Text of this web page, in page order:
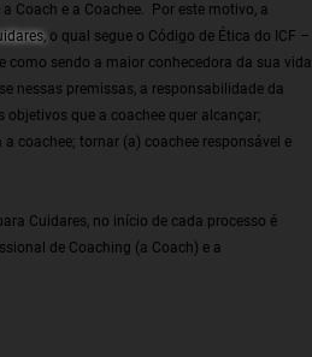
Coach e a Coachee. Por este motivo, a
, o qual segue o Código de Ética do ICF –
como sendo a maior conhecedora da sua vida
nessas premissas, a responsabilidade da
objetivos que a coachee quer alcançar;
coachee; tornar (a) coachee responsável e
Cuidares, no início de cada processo é
de Coaching (a Coach) e a